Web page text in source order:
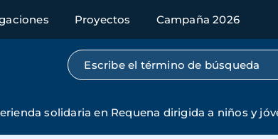
Proyectos Campaña 2026
Búsqueda por texto completo
solidaria en Requena dirigida a niños y